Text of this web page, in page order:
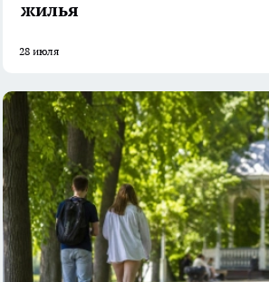
жилья
28 июля